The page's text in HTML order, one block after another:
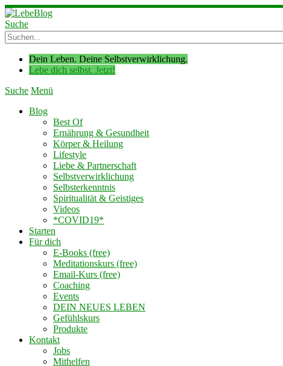
Suche
Dein Leben. Deine Selbstverwirklichung.
Lebe dich selbst. Jetzt!
Suche Menü
Blog
Best Of
Ernährung & Gesundheit
Körper & Heilung
Lifestyle
Liebe & Partnerschaft
Selbstverwirklichung
Selbsterkenntnis
Spiritualität & Geistiges
Videos
*COVID19*
Starten
Für dich
E-Books (free)
Meditationskurs (free)
Email-Kurs (free)
Coaching
Events
DEIN NEUES LEBEN
Gefühlskurs
Produkte
Kontakt
Jobs
Mithelfen